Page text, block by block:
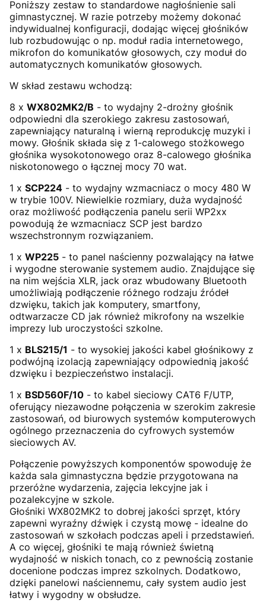
Poniższy zestaw to standardowe nagłośnienie sali
gimnastycznej. W razie potrzeby możemy dokonać
indywidualnej konfiguracji, dodając więcej głośników
lub rozbudowując o np. moduł radia internetowego,
mikrofon do komunikatów głosowych, czy moduł do
automatycznych komunikatów głosowych.
W skład zestawu wchodzą:
8 x WX802MK2/B - to wydajny 2-drożny głośnik
odpowiedni dla szerokiego zakresu zastosowań,
zapewniający naturalną i wierną reprodukcję muzyki i
mowy. Głośnik składa się z 1-calowego stożkowego
głośnika wysokotonowego oraz 8-calowego głośnika
niskotonowego o łącznej mocy 70 wat.
1 x SCP224 - to wydajny wzmacniacz o mocy 480 W
w trybie 100V. Niewielkie rozmiary, duża wydajność
oraz możliwość podłączenia panelu serii WP2xx
powodują że wzmacniacz SCP jest bardzo
wszechstronnym rozwiązaniem.
1 x WP225 - to panel naścienny pozwalający na łatwe
i wygodne sterowanie systemem audio. Znajdujące się
na nim wejścia XLR, jack oraz wbudowany Bluetooth
umożliwiają podłączenie różnego rodzaju źródeł
dzwięku, takich jak komputery, smartfony,
odtwarzacze CD jak również mikrofony na wszelkie
imprezy lub uroczystości szkolne.
1 x BLS215/1 - to wysokiej jakości kabel głośnikowy z
podwójną izolacją zapewniający odpowiednią jakość
dzwięku i bezpieczeństwo instalacji.
1 x BSD560F/10 - to kabel sieciowy CAT6 F/UTP,
oferujący niezawodne połączenia w szerokim zakresie
zastosowań, od biurowych systemów komputerowych
ogólnego przeznaczenia do cyfrowych systemów
sieciowych AV.
Połączenie powyższych komponentów spowoduję że
każda sala gimnastyczna będzie przygotowana na
przeróżne wydarzenia, zajęcia lekcyjne jak i
pozalekcyjne w szkole.
Głośniki WX802MK2 to dobrej jakości sprzęt, który
zapewni wyraźny dźwięk i czystą mowę - idealne do
zastosowań w szkołach podczas apeli i przedstawień.
A co więcej, głośniki te mają również świetną
wydajność w niskich tonach, co z pewnością zostanie
docenione podczas imprez szkolnych. Dodatkowo,
dzięki panelowi naściennemu, cały system audio jest
łatwy i wygodny w obsłudze.